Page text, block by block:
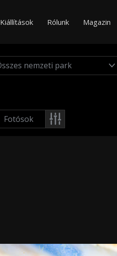
Kiállítások Rólunk Magazin
Fotósok